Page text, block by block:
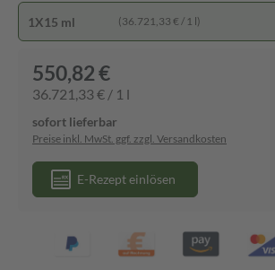
1X15 ml (36.721,33 € / 1 l)
550,82 €
36.721,33 € / 1 l
sofort lieferbar
Preise inkl. MwSt. ggf. zzgl. Versandkosten
E-Rezept einlösen